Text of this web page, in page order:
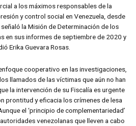
a los máximos responsables de la
y control social en Venezuela, desde
la Misión de Determinación de los
en sus informes de septiembre de 2020 y
Erika Guevara Rosas.
cooperativo en las investigaciones,
llamados de las víctimas que aún no han
la intervención de su Fiscalía es urgente
prontitud y eficacia los crímenes de lesa
el ‘principio de complementariedad’
venezolanas que lleven a cabo